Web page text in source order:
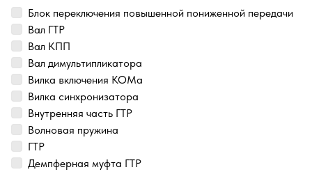
Блок переключения повышенной пониженной передачи
Вал ГТР
Вал КПП
Вал димультипликатора
Вилка включения КОМа
Вилка синхронизатора
Внутренняя часть ГТР
Волновая пружина
ГТР
Демпферная муфта ГТР